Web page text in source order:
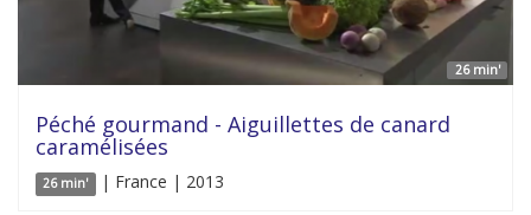
26 min'
Péché gourmand - Aiguillettes de canard
caramélisées
26 min' | France | 2013